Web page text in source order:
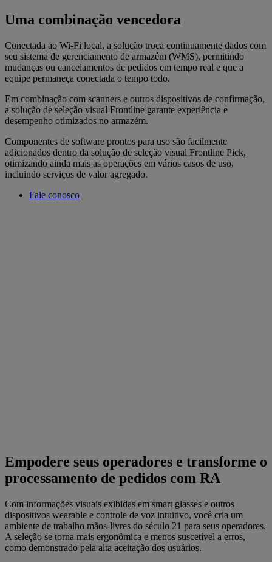
Uma combinação vencedora
Conectada ao Wi-Fi local, a solução troca continuamente dados com
seu sistema de gerenciamento de armazém (WMS), permitindo
mudanças ou cancelamentos de pedidos em tempo real e que a
equipe permaneça conectada o tempo todo.
Em combinação com scanners e outros dispositivos de confirmação,
a solução de seleção visual Frontline garante experiência e
desempenho otimizados no armazém.
Componentes de software prontos para uso são facilmente
adicionados dentro da solução de seleção visual Frontline Pick,
otimizando ainda mais as operações em vários casos de uso,
incluindo serviços de valor agregado.
Fale conosco
Empodere seus operadores e transforme o
processamento de pedidos com RA
Com informações visuais exibidas em smart glasses e outros
dispositivos wearable e controle de voz intuitivo, você cria um
ambiente de trabalho mãos-livres do século 21 para seus operadores.
A seleção se torna mais ergonômica e menos suscetível a erros,
como demonstrado pela alta aceitação dos usuários.